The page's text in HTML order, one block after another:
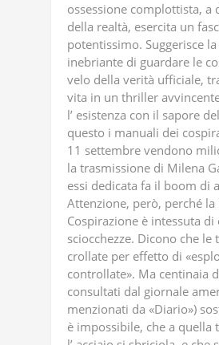
ossessione complottista, a
della realtà, esercita un
potentissimo. Suggerisce
inebriante di guardare le
velo della verità ufficiale,
vita in un thriller
l’ esistenza con il sapore
questo i manuali dei
11 settembre vendono
la trasmissione di Milena
essi dedicata fa il boom di
Attenzione, però, perché la
Cospirazione è intessuta di
sciocchezze. Dicono che le
crollate per effetto di
controllate». Ma centinaia
consultati dal giornale
menzionati da «Diario»)
è impossibile, che a quella